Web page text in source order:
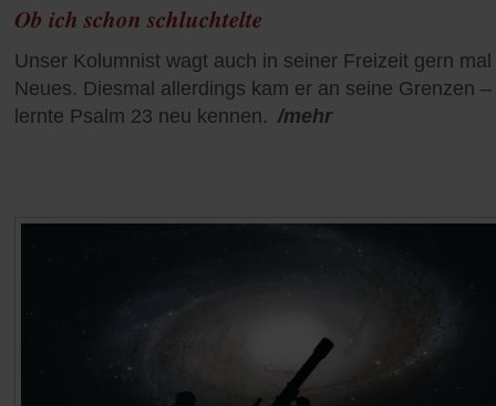
Ob ich schon schluchtelte
Unser Kolumnist wagt auch in seiner Freizeit gern mal
Neues. Diesmal allerdings kam er an seine Grenzen
lernte Psalm 23 neu kennen. /mehr